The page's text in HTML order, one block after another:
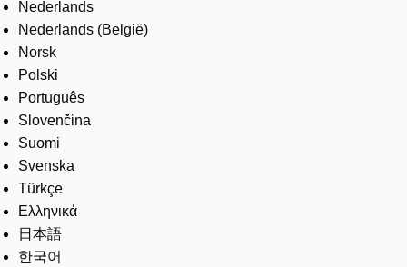
Nederlands
Nederlands (België)
Norsk
Polski
Português
Slovenčina
Suomi
Svenska
Türkçe
Ελληνικά
日本語
한국어